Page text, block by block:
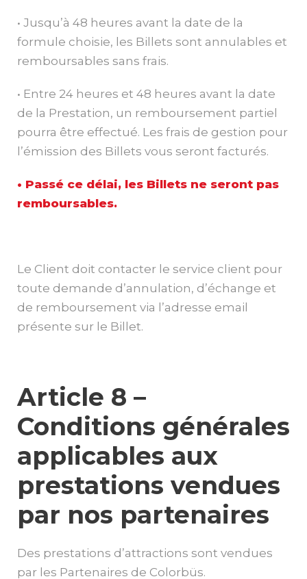
• Jusqu’à 48 heures avant la date de la
formule choisie, les Billets sont annulables et
remboursables sans frais.
• Entre 24 heures et 48 heures avant la date
de la Prestation, un remboursement partiel
pourra être effectué. Les frais de gestion pour
l’émission des Billets vous seront facturés.
• Passé ce délai, les Billets ne seront pas
remboursables.
Le Client doit contacter le service client pour
toute demande d’annulation, d’échange et
de remboursement via l’adresse email
présente sur le Billet.
Article 8 –
Conditions générales
applicables aux
prestations vendues
par nos partenaires
Des prestations d’attractions sont vendues
par les Partenaires de Colorbüs.